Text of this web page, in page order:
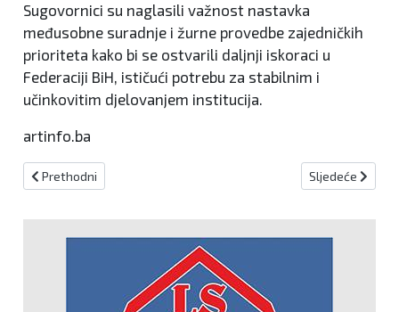
Sugovornici su naglasili važnost nastavka
međusobne suradnje i žurne provedbe zajedničkih
prioriteta kako bi se ostvarili daljnji iskoraci u
Federaciji BiH, ističući potrebu za stabilnim i
učinkovitim djelovanjem institucija.
artinfo.ba
Prethodni članak: Krešić za RTV HB: Novi visoki predstavnik bit
Prethodni Sljedeći članak:
Sljedeće